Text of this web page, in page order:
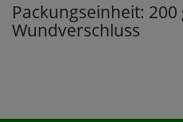
Packungseinheit:
Wundverschluss